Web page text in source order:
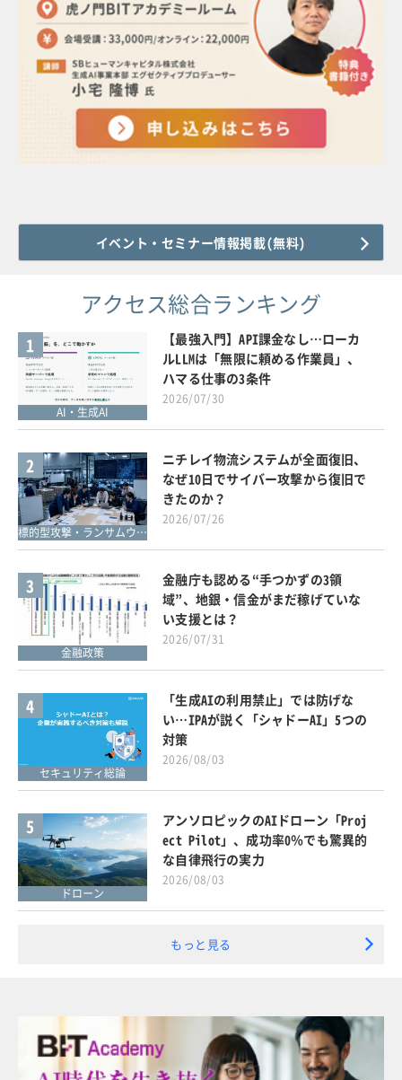
イベント・セミナー情報掲載(無料)
アクセス総合ランキング
1
AI・生成AI
【最強入門】API課金なし…ローカ
ルLLMは「無限に頼める作業員」、
ハマる仕事の3条件
2026/07/30
2
標的型攻撃・ランサムウェア対策
ニチレイ物流システムが全面復旧、
なぜ10日でサイバー攻撃から復旧で
きたのか？
2026/07/26
3
金融政策
金融庁も認める“手つかずの3領
域”、地銀・信金がまだ稼げていな
い支援とは？
2026/07/31
4
セキュリティ総論
「生成AIの利用禁止」では防げな
い…IPAが説く「シャドーAI」5つの
対策
2026/08/03
5
ドローン
アンソロピックのAIドローン「Proj
ect Pilot」、成功率0％でも驚異的
な自律飛行の実力
2026/08/03
もっと見る